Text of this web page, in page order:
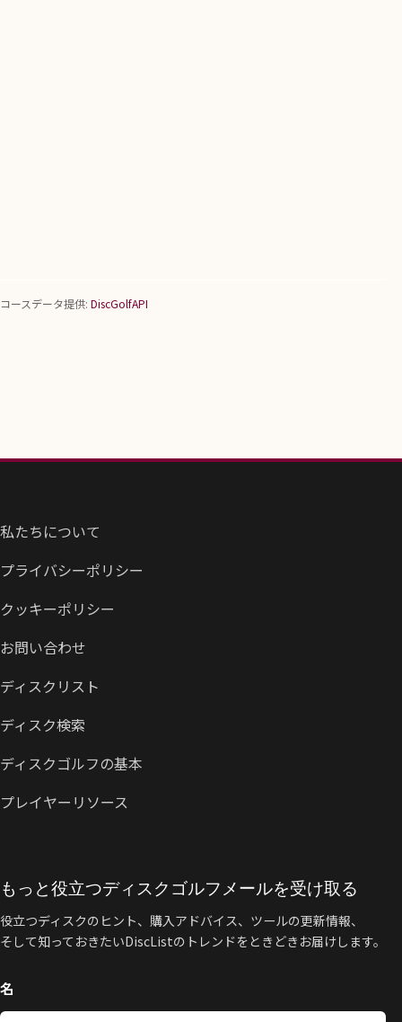
コースデータ提供: DiscGolfAPI
私たちについて
プライバシーポリシー
クッキーポリシー
お問い合わせ
ディスクリスト
ディスク検索
ディスクゴルフの基本
プレイヤーリソース
もっと役立つディスクゴルフメールを受け取る
役立つディスクのヒント、購入アドバイス、ツールの更新情報、
そして知っておきたいDiscListのトレンドをときどきお届けします。
名